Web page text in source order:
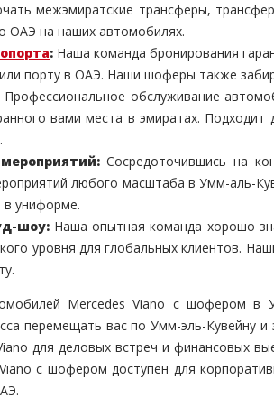
межэмиратские трансферы,
ОАЭ на наших автомобилях.
: Наша команда бронирования
порту в ОАЭ. Наши шоферы также
Профессиональное обслуживание
вами места в эмиратах.
Сосредоточившись на
любого масштаба в Умм-аль-
униформе.
шоу: Наша опытная команда хорошо
уровня для глобальных клиентов.
Mercedes Viano с шофером в
перемещать вас по Умм-эль-
для деловых встреч и финансовых
с шофером доступен для